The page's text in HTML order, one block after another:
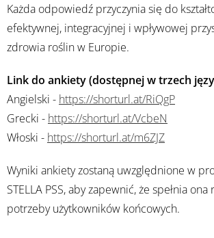
Każda odpowiedź przyczynia się do
efektywnej, integracyjnej i wpływowej
zdrowia roślin w Europie.
Link do ankiety (dostępnej w trzech
Angielski - https://shorturl.at/RiQgP
Grecki - https://shorturl.at/VcbeN
Włoski - https://shorturl.at/m6ZJZ
Wyniki ankiety zostaną uwzględnione w
STELLA PSS, aby zapewnić, że spełnia ona
potrzeby użytkowników końcowych.